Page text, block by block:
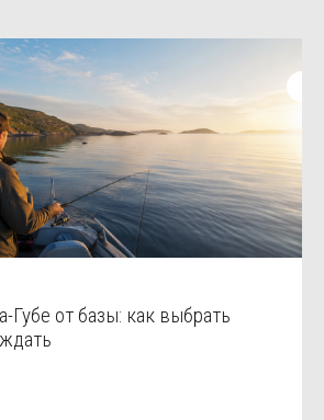
Губе от базы: как выбрать